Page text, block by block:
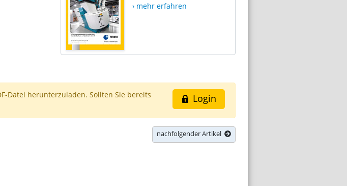
› mehr erfahren
Login
Datei herunterzuladen. Sollten Sie bereits
nachfolgender Artikel